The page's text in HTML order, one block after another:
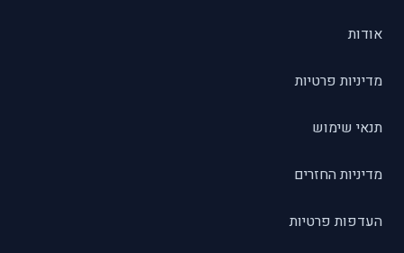
אודות
מדיניות פרטיות
תנאי שימוש
מדיניות החזרים
העדפות פרטיות